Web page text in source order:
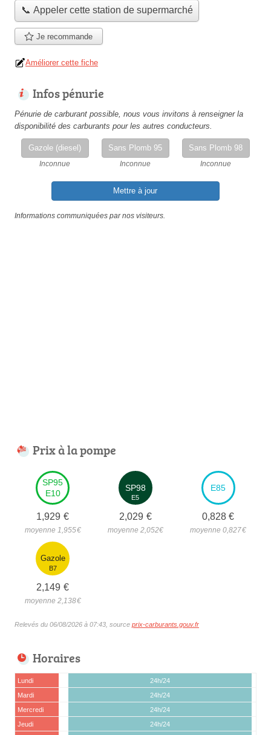
📞 Appeler cette station de supermarché
Je recommande
Améliorer cette fiche
Infos pénurie
Pénurie de carburant possible, nous vous invitons à renseigner la
disponibilité des carburants pour les autres conducteurs.
Gazole (diesel)
Inconnue
Sans Plomb 95
Inconnue
Sans Plomb 98
Inconnue
Mettre à jour
Informations communiquées par nos visiteurs.
Prix à la pompe
SP95
E10
1,929 €
moyenne 1,955€
SP98
E5
2,029 €
moyenne 2,052€
E85
0,828 €
moyenne 0,827€
Gazole
B7
2,149 €
moyenne 2,138€
Relevés du 06/08/2026 à 07:43, source prix-carburants.gouv.fr
Horaires
Lundi
24h/24
Mardi
24h/24
Mercredi
24h/24
Jeudi
24h/24